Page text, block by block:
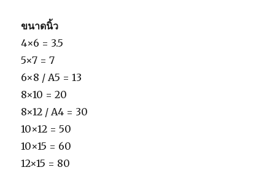
ขนาดนิ้ว
4×6 = 3.5
5×7 = 7
6×8 / A5 = 13
8×10 = 20
8×12 / A4 = 30
10×12 = 50
10×15 = 60
12×15 = 80